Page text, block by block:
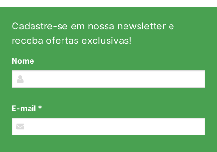
Cadastre-se em nossa newsletter e
receba ofertas exclusivas!
Nome
E-mail *